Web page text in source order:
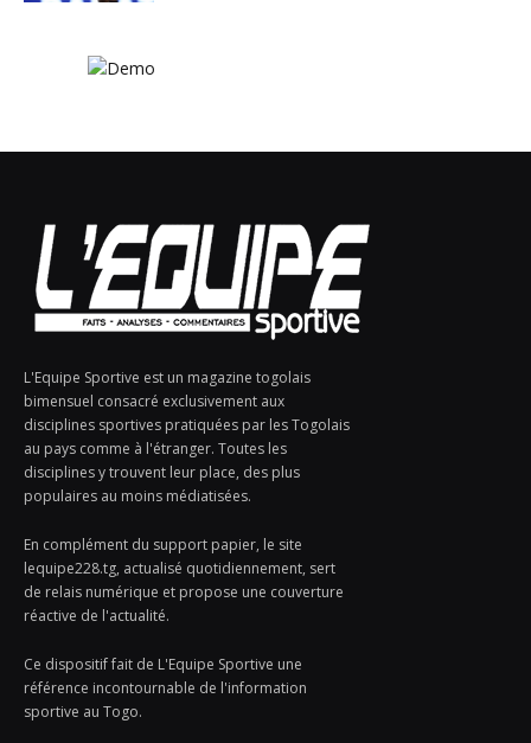
L'Equipe Sportive est un magazine togolais
bimensuel consacré exclusivement aux
disciplines sportives pratiquées par les Togolais
au pays comme à l'étranger. Toutes les
disciplines y trouvent leur place, des plus
populaires au moins médiatisées.
En complément du support papier, le site
lequipe228.tg, actualisé quotidiennement, sert
de relais numérique et propose une couverture
réactive de l'actualité.
Ce dispositif fait de L'Equipe Sportive une
référence incontournable de l'information
sportive au Togo.